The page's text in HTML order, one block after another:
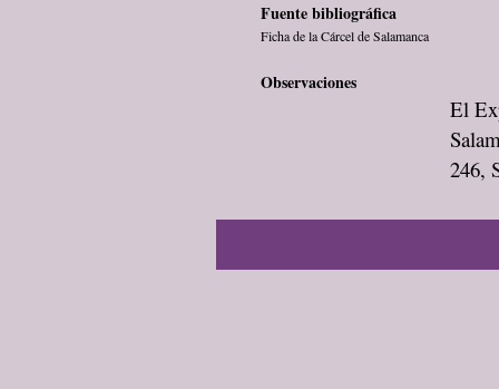
Fuente bibliográfica
Ficha de la Cárcel de Salamanca
Observaciones
El
246,